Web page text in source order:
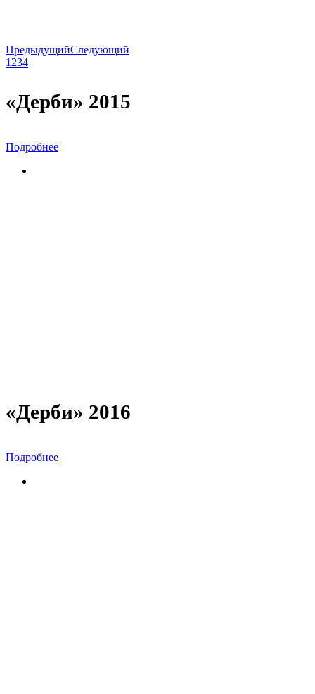
ПредыдущийСледующий
1234
«Дерби» 2015
Подробнее
«Дерби» 2016
Подробнее